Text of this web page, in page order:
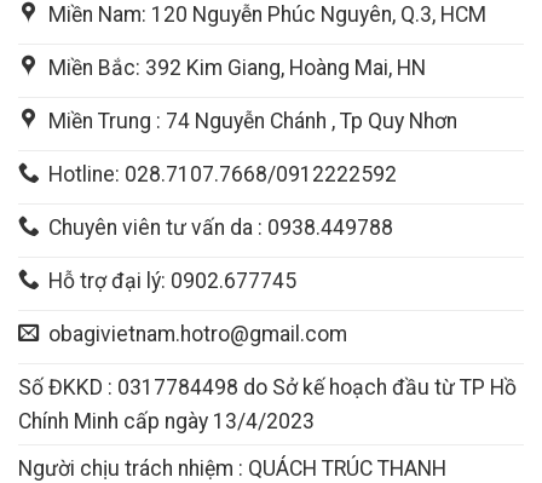
Miền Nam: 120 Nguyễn Phúc Nguyên, Q.3, HCM
Miền Bắc: 392 Kim Giang, Hoàng Mai, HN
Miền Trung : 74 Nguyễn Chánh , Tp Quy Nhơn
Hotline: 028.7107.7668/0912222592
Chuyên viên tư vấn da : 0938.449788
Hỗ trợ đại lý: 0902.677745
obagivietnam.hotro@gmail.com
Số ĐKKD : 0317784498 do Sở kế hoạch đầu từ TP Hồ
Chính Minh cấp ngày 13/4/2023
Người chịu trách nhiệm : QUÁCH TRÚC THANH